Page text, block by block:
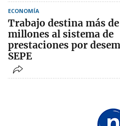
ECONOMÍA
Trabajo destina más
millones al sistema de
prestaciones por
SEPE